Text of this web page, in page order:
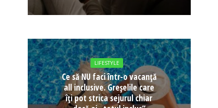
LIFESTYLE
Ce să NU faci într-o vacanță
all inclusive. Greșelile care
îți pot strica sejurul chiar